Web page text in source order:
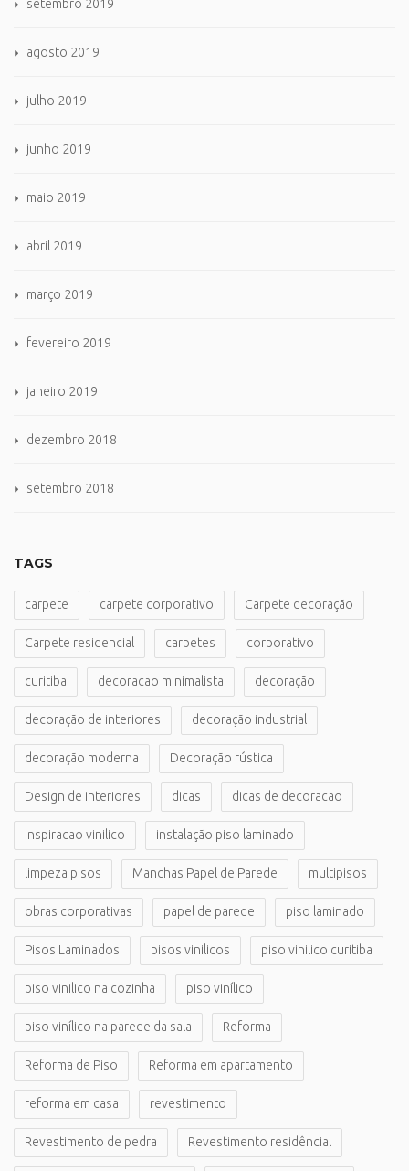
setembro 2019
agosto 2019
julho 2019
junho 2019
maio 2019
abril 2019
março 2019
fevereiro 2019
janeiro 2019
dezembro 2018
setembro 2018
TAGS
carpete carpete corporativo Carpete decoração
Carpete residencial carpetes corporativo
curitiba decoracao minimalista decoração
decoração de interiores decoração industrial
decoração moderna Decoração rústica
Design de interiores dicas dicas de decoracao
inspiracao vinilico instalação piso laminado
limpeza pisos Manchas Papel de Parede multipisos
obras corporativas papel de parede piso laminado
Pisos Laminados pisos vinilicos piso vinilico curitiba
piso vinilico na cozinha piso vinílico
piso vinílico na parede da sala Reforma
Reforma de Piso Reforma em apartamento
reforma em casa revestimento
Revestimento de pedra Revestimento residêncial